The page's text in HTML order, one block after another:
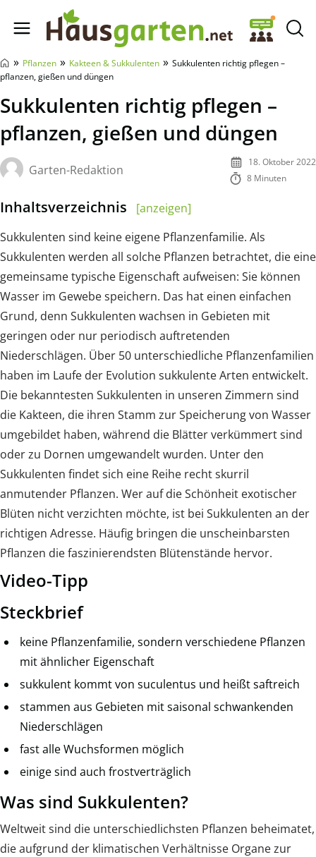
Hausgarten.net
» Pflanzen » Kakteen & Sukkulenten » Sukkulenten richtig pflegen –
pflanzen, gießen und düngen
Sukkulenten richtig pflegen –
pflanzen, gießen und düngen
Garten-Redaktion
18. Oktober 2022
8 Minuten
Inhaltsverzeichnis
[anzeigen]
Sukkulenten sind keine eigene Pflanzenfamilie. Als
Sukkulenten werden all solche Pflanzen betrachtet, die eine
gemeinsame typische Eigenschaft aufweisen: Sie können
Wasser im Gewebe speichern. Das hat einen einfachen
Grund, denn Sukkulenten wachsen in Gebieten mit
geringen oder nur periodisch auftretenden
Niederschlägen. Über 50 unterschiedliche Pflanzenfamilien
haben im Laufe der Evolution sukkulente Arten entwickelt.
Die bekanntesten Sukkulenten in unseren Zimmern sind
die Kakteen, die ihren Stamm zur Speicherung von Wasser
umgebildet haben, während die Blätter verkümmert sind
oder zu Dornen umgewandelt wurden. Unter den
Sukkulenten findet sich eine Reihe recht skurril
anmutender Pflanzen. Wer auf die Schönheit exotischer
Blüten nicht verzichten möchte, ist bei Sukkulenten an der
richtigen Adresse. Häufig bringen die unscheinbarsten
Pflanzen die faszinierendsten Blütenstände hervor.
Video-Tipp
Steckbrief
keine Pflanzenfamilie, sondern verschiedene Pflanzen
mit ähnlicher Eigenschaft
sukkulent kommt von suculentus und heißt saftreich
stammen aus Gebieten mit saisonal schwankenden
Niederschlägen
fast alle Wuchsformen möglich
einige sind auch frostverträglich
Was sind Sukkulenten?
Weltweit sind die unterschiedlichsten Pflanzen beheimatet,
die aufgrund der klimatischen Verhältnisse Organe zur